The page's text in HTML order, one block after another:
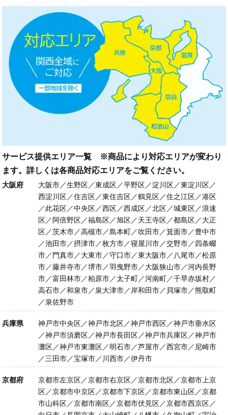
サービス提供エリア一覧 ※商品により対応エリアが変わり
ます。詳しくは各商品対応エリアをご覧ください。
大阪府
大阪市／生野区／東成区／平野区／淀川区／東淀川区／
西淀川区／住吉区／東住吉区／鶴見区／住之江区／港区
／此花区／中央区／西区／西成区／北区／城東区／浪速
区／阿倍野区／福島区／旭区／天王寺区／都島区／大正
区／茨木市／高槻市／島本町／吹田市／箕面市／豊中市
／池田市／摂津市／枚方市／寝屋川市／交野市／四条畷
市／門真市／大東市／守口市／東大阪市／八尾市／松原
市／藤井寺市／堺市／羽曳野市／大阪狭山市／河内長野
市／富田林市／柏原市／太子町／河南町／千早赤坂村／
高石市／和泉市／泉大津市／岸和田市／貝塚市／熊取町
／泉佐野市
兵庫県
神戸市中央区／神戸市北区／神戸市西区／神戸市垂水区
／神戸市須磨区／神戸市長田区／神戸市兵庫区／神戸市
灘区／神戸市東灘区／明石市／芦屋市／西宮市／尼崎市
／三田市／宝塚市／川西市／伊丹市
京都府
京都市左京区／京都市右京区／京都市北区／京都市上京
区／京都市中京区／京都市下京区／京都市東山区／京都
市山科区／京都市南区／京都市伏見区／京都市西京区／